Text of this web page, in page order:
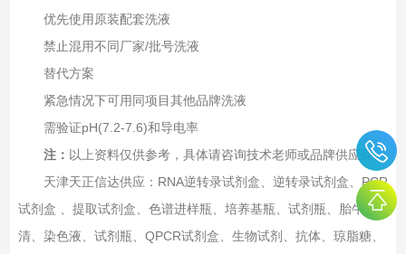
优先使用原装配套洗液
禁止混用不同厂家/批号洗液
替代方案‌
紧急情况下可用同项目其他品牌洗液
需验证pH(7.2-7.6)和导电率
注： 以上资料仅供参考，具体请咨询技术老师或品牌供应商。
天津天正信达供应：RNA逆转录试剂盒、逆转录试剂盒、PCR
试剂盒 、提取试剂盒、色谱进样瓶、培养基瓶、试剂瓶、胎牛血
清、染色液、试剂瓶、QPCR试剂盒、生物试剂、抗体、琼脂糖、